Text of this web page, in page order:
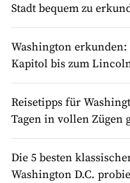
Stadt bequem zu
Washington
Kapitol bis zum
Reisetipps für
Tagen in vollen Zügen
Die 5 besten
Washington D.C.